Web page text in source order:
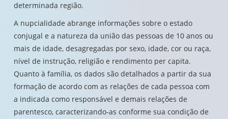
determinada região.
A nupcialidade abrange informações sobre o estado
conjugal e a natureza da união das pessoas de 10 anos ou
mais de idade, desagregadas por sexo, idade, cor ou raça,
nível de instrução, religião e rendimento per capita.
Quanto à família, os dados são detalhados a partir da sua
formação de acordo com as relações de cada pessoa com
a indicada como responsável e demais relações de
parentesco, caracterizando-as conforme sua condição de